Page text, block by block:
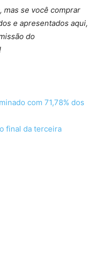
mas se você comprar
e apresentados aqui,
do
com 71,78% dos
final da terceira